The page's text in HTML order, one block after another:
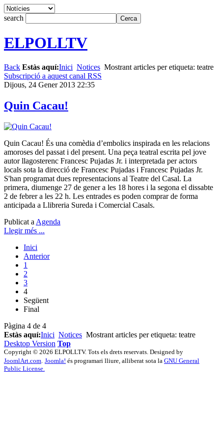
search
ELPOLLTV
Back Estàs aquí:Inici Notices Mostrant articles per etiqueta: teatre
Subscripció a aquest canal RSS
Dijous, 24 Gener 2013 22:35
Quin Cacau!
Quin Cacau! És una comèdia d’embolics inspirada en les relacions
amoroses del passat i del present. Una peça teatral escrita pel jove
autor llagosterenc Francesc Pujadas Jr. i interpretada per actors
locals sota la direcció de Francesc Pujadas i Francesc Pujadas Jr.
S'han programat dues representacions al Teatre del Casal. La
primera, diumenge 27 de gener a les 18 hores i la segona el dissabte
2 de febrer a les 22 h. Les entrades es poden comprar de forma
anticipada a Llibreria Sureda i Comercial Casals.
Publicat a Agenda
Llegir més ...
Inici
Anterior
1
2
3
4
Següent
Final
Pàgina 4 de 4
Estàs aquí:Inici Notices Mostrant articles per etiqueta: teatre
Desktop Version Top
Copyright © 2026 ELPOLLTV. Tots els drets reservats. Designed by
JoomlArt.com Joomla! és programari lliure, alliberat sota la GNU General
Public License.